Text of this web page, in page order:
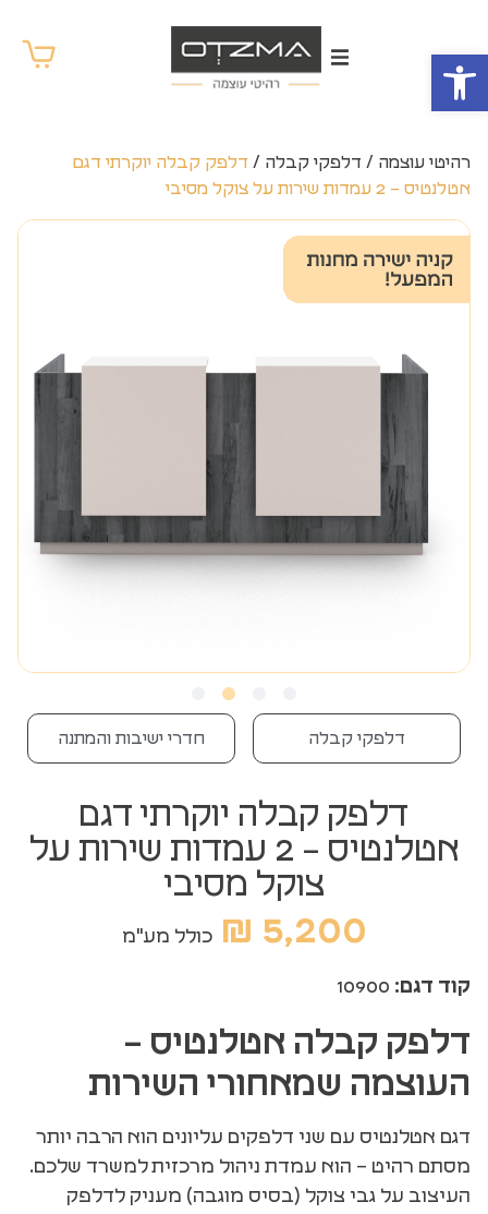
פתח סרגל נגישות
רהיטי עוצמה / דלפקי קבלה / דלפק קבלה יוקרתי דגם
אטלנטיס – 2 עמדות שירות על צוקל מסיבי
דלפקי קבלה חדרי ישיבות והמתנה
דלפק קבלה יוקרתי דגם
אטלנטיס – 2 עמדות שירות על
צוקל מסיבי
5,200
₪ כולל מע"מ
קוד דגם:
דלפק קבלה אטלנטיס –
העוצמה שמאחורי השירות
דגם אטלנטיס עם שני דלפקים עליונים הוא הרבה יותר
מסתם רהיט – הוא עמדת ניהול מרכזית למשרד שלכם.
העיצוב על גבי צוקל (בסיס מוגבה) מעניק לדלפק